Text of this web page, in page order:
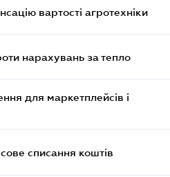
вартості агротехніки
нарахувань за тепло
для маркетплейсів і
списання коштів